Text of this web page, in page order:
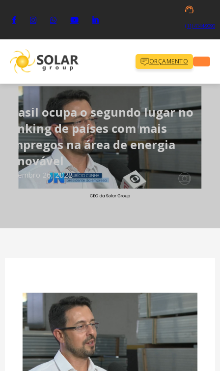
(11) 4144-9090
ORÇAMENTO
Brasil ocupa o segundo lugar no
ranking de países com mais
empregos na área de energia
renovável
dezembro 26, 2022